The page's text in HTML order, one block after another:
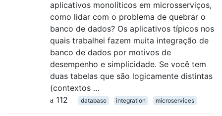
aplicativos monolíticos em microsserviços,
como lidar com o problema de quebrar o
banco de dados? Os aplicativos típicos nos
quais trabalhei fazem muita integração de
banco de dados por motivos de
desempenho e simplicidade. Se você tem
duas tabelas que são logicamente distintas
(contextos …
112
database integration microservices